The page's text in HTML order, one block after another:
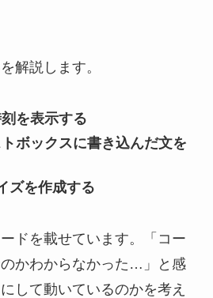
解説します。
を表示する
ボックスに書き込んだ文を
ズを作成する
ドを載せています。「コー
のかわからなかった…」と感
して動いているのかを考え